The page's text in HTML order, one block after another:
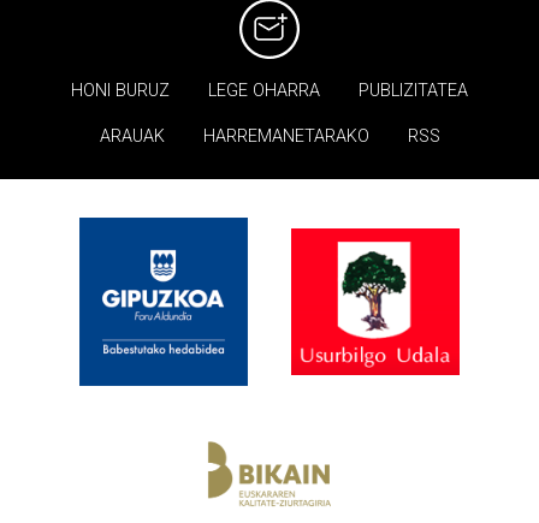
HONI BURUZ LEGE OHARRA PUBLIZITATEA
ARAUAK HARREMANETARAKO RSS